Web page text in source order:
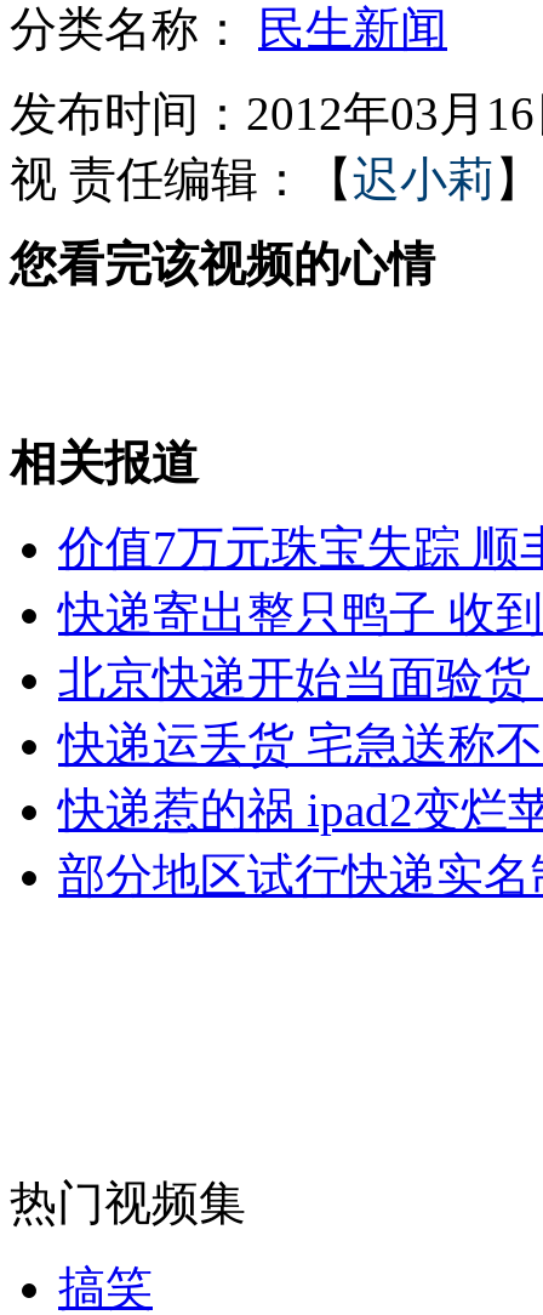
朝鲜新闻栏目改版 语气不再铿锵
意大利小城"禁止"居民死亡
山西运城恶犬咬伤多人 警民合力深夜将其击毙
女孩北京地铁殴打老人 痛下狠手拳打脚踢
无痛分娩是否安全 医生回应
外交部：反对强权政治霸凌主义
分类名称：
民生新闻
发布时间：2012年03月
视 责任编辑：【迟小莉 】
您看完该视频的心情
相关报道
价值7万元珠宝失踪 顺
快递寄出整只鸭子 收
北京快递开始当面验
快递运丢货 宅急送称
快递惹的祸 ipad2变烂
部分地区试行快递实名
热门视频集
搞笑